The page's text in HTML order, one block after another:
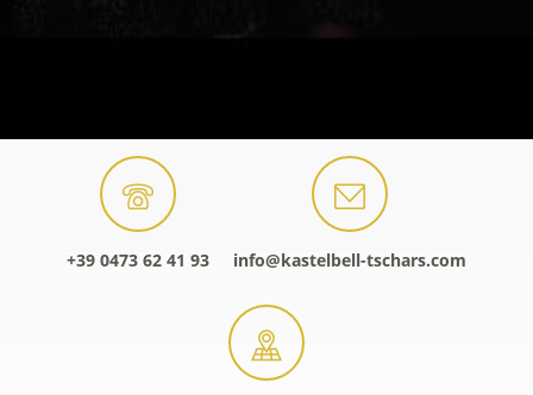
+39 0473 62 41 93 info@kastelbell-tschars.com